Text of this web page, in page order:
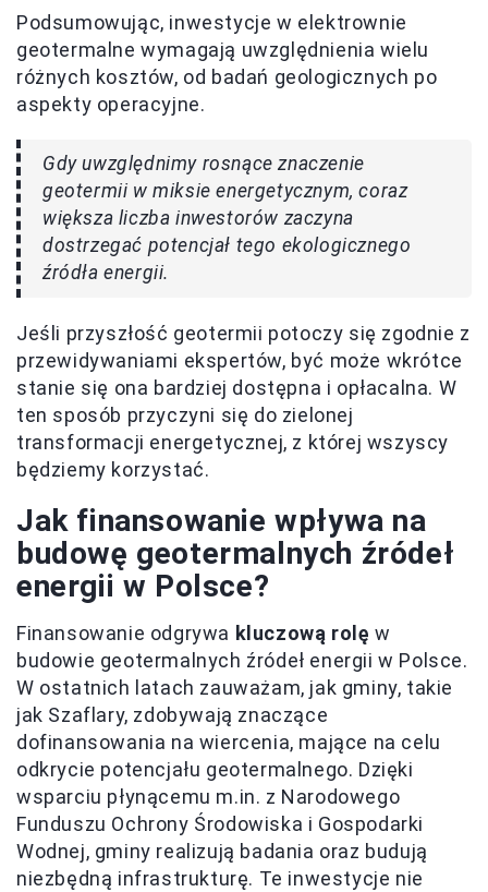
Podsumowując, inwestycje w elektrownie
geotermalne wymagają uwzględnienia wielu
różnych kosztów, od badań geologicznych po
aspekty operacyjne.
Gdy uwzględnimy rosnące znaczenie
geotermii w miksie energetycznym, coraz
większa liczba inwestorów zaczyna
dostrzegać potencjał tego ekologicznego
źródła energii.
Jeśli przyszłość geotermii potoczy się zgodnie z
przewidywaniami ekspertów, być może wkrótce
stanie się ona bardziej dostępna i opłacalna. W
ten sposób przyczyni się do zielonej
transformacji energetycznej, z której wszyscy
będziemy korzystać.
Jak finansowanie wpływa na
budowę geotermalnych źródeł
energii w Polsce?
Finansowanie odgrywa kluczową rolę w
budowie geotermalnych źródeł energii w Polsce.
W ostatnich latach zauważam, jak gminy, takie
jak Szaflary, zdobywają znaczące
dofinansowania na wiercenia, mające na celu
odkrycie potencjału geotermalnego. Dzięki
wsparciu płynącemu m.in. z Narodowego
Funduszu Ochrony Środowiska i Gospodarki
Wodnej, gminy realizują badania oraz budują
niezbędną infrastrukturę. Te inwestycje nie